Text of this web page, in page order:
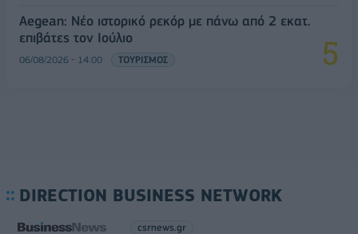
Aegean: Νέο ιστορικό ρεκόρ με πάνω από 2 εκατ.
επιβάτες τον Ιούλιο
06/08/2026 - 14:00 ΤΟΥΡΙΣΜΟΣ
DIRECTION BUSINESS NETWORK
csrnews.gr